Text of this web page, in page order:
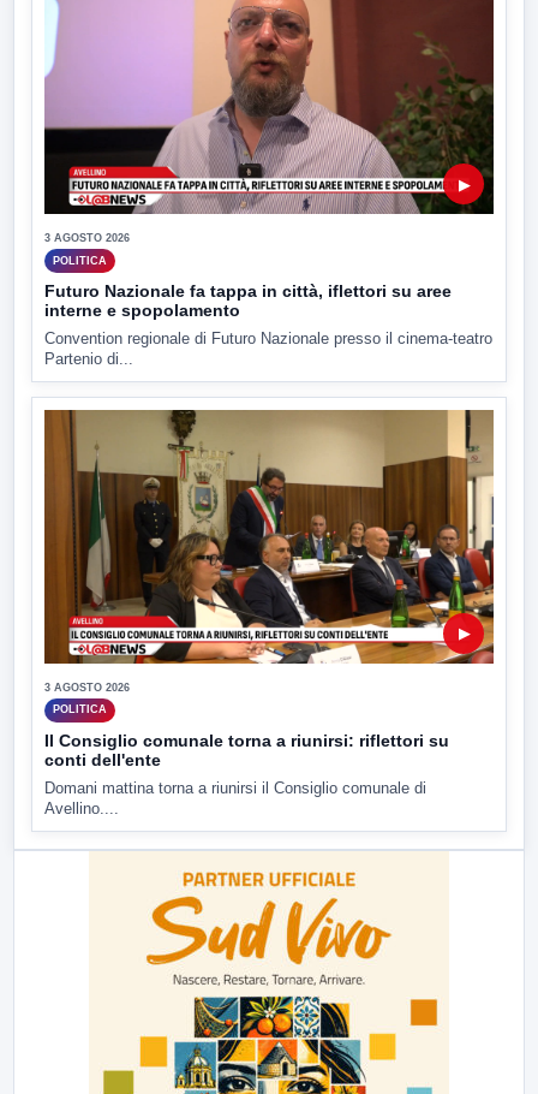
▶
3 AGOSTO 2026
POLITICA
Futuro Nazionale fa tappa in città, iflettori su aree
interne e spopolamento
Convention regionale di Futuro Nazionale presso il cinema-teatro
Partenio di...
▶
3 AGOSTO 2026
POLITICA
Il Consiglio comunale torna a riunirsi: riflettori su
conti dell'ente
Domani mattina torna a riunirsi il Consiglio comunale di
Avellino....